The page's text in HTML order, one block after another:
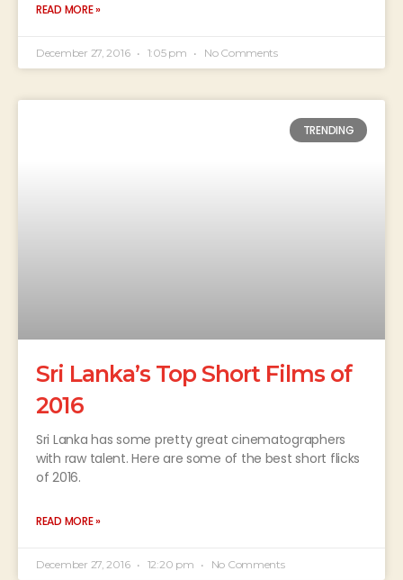
READ MORE »
December 27, 2016 1:05 pm No Comments
TRENDING
Sri Lanka’s Top Short Films of
2016
Sri Lanka has some pretty great cinematographers
with raw talent. Here are some of the best short flicks
of 2016.
READ MORE »
December 27, 2016 12:20 pm No Comments